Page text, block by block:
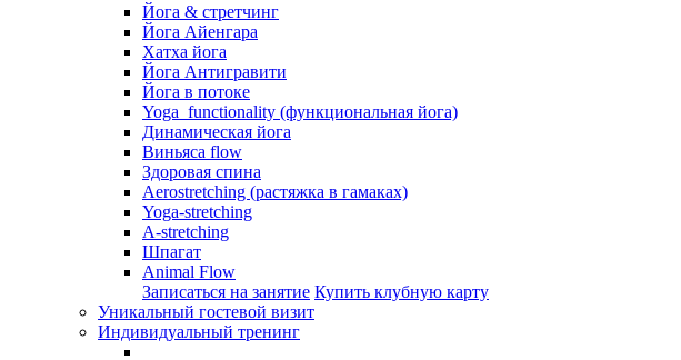
Йога & стретчинг
Йога Айенгара
Хатха йога
Йога Антигравити
Йога в потоке
Yoga functionality (функциональная йога)
Динамическая йога
Виньяса flow
Здоровая спина
Aerostretching (растяжка в гамаках)
Yoga-stretching
A-stretching
Шпагат
Animal Flow
Записаться на занятие Купить клубную карту
Уникальный гостевой визит
Индивидуальный тренинг